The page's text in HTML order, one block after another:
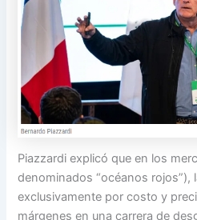
Piazzardi explicó que en los
denominados “océanos rojos”),
exclusivamente por costo y
márgenes en una carrera de